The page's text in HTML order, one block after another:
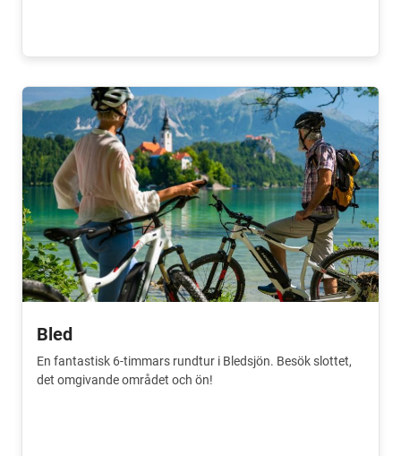
Bled
En fantastisk 6-timmars rundtur i Bledsjön. Besök slottet,
det omgivande området och ön!